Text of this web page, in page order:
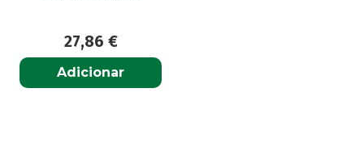
27,86 €
Adicionar